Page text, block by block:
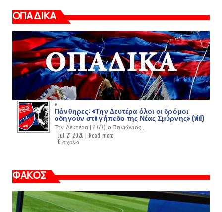
ΟΠΑΔΙΚΑ
Πάνθηρες: «Την Δευτέρα όλοι οι δρόμοι
οδηγούν στo γήπεδο της Νέας Σμύρνης» (vid)
Την Δευτέρα (27/7) ο Πανιώνιος...
Jul 21 2026 | Read more
0 σχόλια
ΦΑΚΟΣ